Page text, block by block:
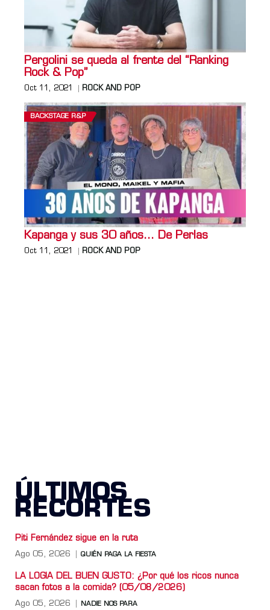
Pergolini se queda al frente del “Ranking
Rock & Pop”
Oct 11, 2021 ROCK AND POP
BACKSTAGE R&P
Kapanga y sus 30 años… De Perlas
Oct 11, 2021 ROCK AND POP
ÚLTIMOS
RECORTES
Piti Fernández sigue en la ruta
Ago 05, 2026 QUIÉN PAGA LA FIESTA
LA LOGIA DEL BUEN GUSTO: ¿Por qué los ricos nunca
sacan fotos a la comida? (05/08/2026)
Ago 05, 2026 NADIE NOS PARA